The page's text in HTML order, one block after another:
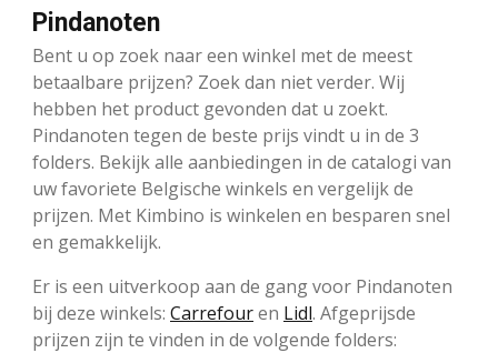
Pindanoten
Bent u op zoek naar een winkel met de meest
betaalbare prijzen? Zoek dan niet verder. Wij
hebben het product gevonden dat u zoekt.
Pindanoten tegen de beste prijs vindt u in de 3
folders. Bekijk alle aanbiedingen in de catalogi van
uw favoriete Belgische winkels en vergelijk de
prijzen. Met Kimbino is winkelen en besparen snel
en gemakkelijk.
Er is een uitverkoop aan de gang voor Pindanoten
bij deze winkels: Carrefouren Lidl. Afgeprijsde
prijzen zijn te vinden in de volgende folders: